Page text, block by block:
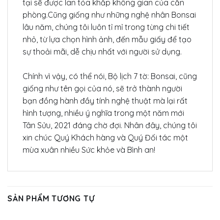
tại sẽ được lan tỏa khắp không gian của căn
phòng.Cũng giống như những nghệ nhân Bonsai
lâu năm, chúng tôi luôn tỉ mỉ trong từng chi tiết
nhỏ, từ lựa chọn hình ảnh, đến mẫu giấy để tạo
sự thoải mãi, dễ chịu nhất với người sử dụng.
Chính vì vậy, có thể nói, Bộ lịch 7 tờ: Bonsai, cũng
giống như tên gọi của nó, sẽ trở thành người
bạn đồng hành đầy tính nghệ thuật mà lại rất
hình tượng, nhiều ý nghĩa trong một năm mới
Tân Sửu, 2021 đáng chờ đợi. Nhân đây, chúng tôi
xin chúc Quý Khách hàng và Quý Đối tác một
mùa xuân nhiều Sức khỏe và Bình an!
SẢN PHẨM TƯƠNG TỰ